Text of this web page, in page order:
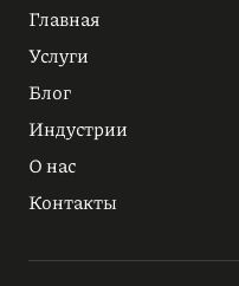
Главная
Услуги
Блог
Индустрии
О нас
Контакты